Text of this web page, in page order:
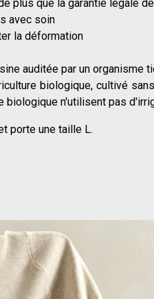
plus que la garantie légale
avec soin
la déformation
auditée par un
biologique, cultivé
biologique n'utilisent pas
porte une taille L.